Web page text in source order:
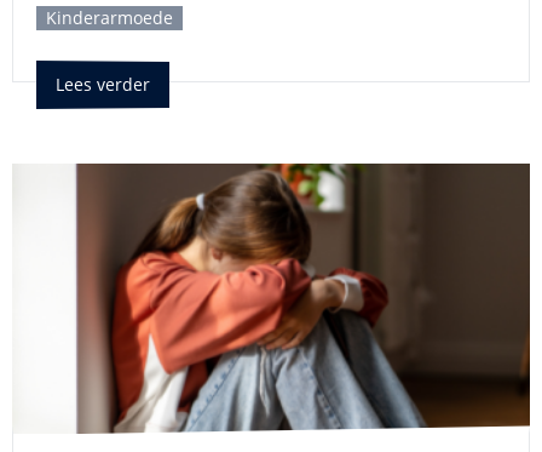
Kinderarmoede
Lees verder